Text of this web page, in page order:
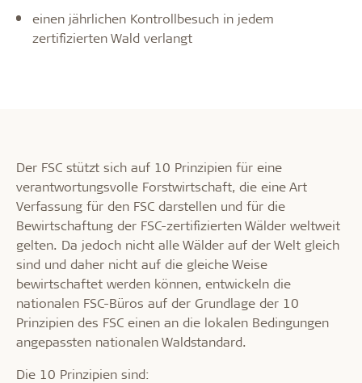
einen jährlichen Kontrollbesuch in jedem
zertifizierten Wald verlangt
Der FSC stützt sich auf 10 Prinzipien für eine
verantwortungsvolle Forstwirtschaft, die eine Art
Verfassung für den FSC darstellen und für die
Bewirtschaftung der FSC-zertifizierten Wälder weltweit
gelten. Da jedoch nicht alle Wälder auf der Welt gleich
sind und daher nicht auf die gleiche Weise
bewirtschaftet werden können, entwickeln die
nationalen FSC-Büros auf der Grundlage der 10
Prinzipien des FSC einen an die lokalen Bedingungen
angepassten nationalen Waldstandard.
Die 10 Prinzipien sind: